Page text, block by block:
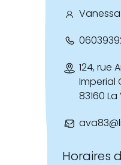
124, rue
Imperial
83160
Horaires